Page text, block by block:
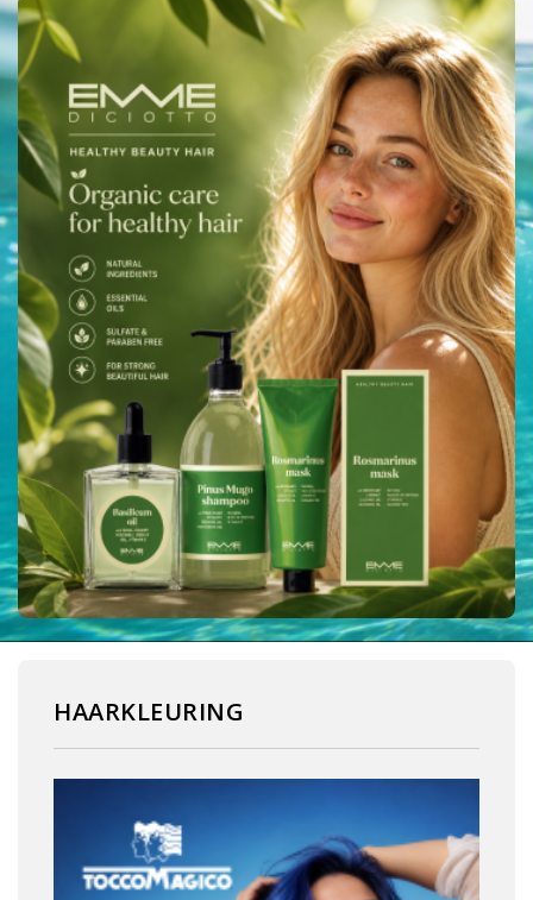
HAARKLEURING